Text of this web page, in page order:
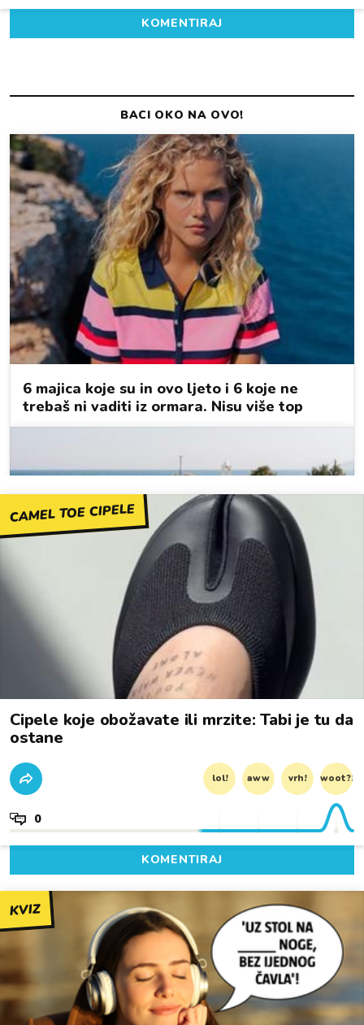
KOMENTIRAJ
CAMEL TOE CIPELE
Cipele koje obožavate ili mrzite: Tabi je tu da
ostane
lol! aww vrh! woot?!
0
KOMENTIRAJ
KVIZ